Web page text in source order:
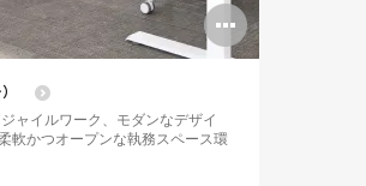
Open
image
ャイルワーク、モダンなデザイ
軟かつオープンな執務スペース環